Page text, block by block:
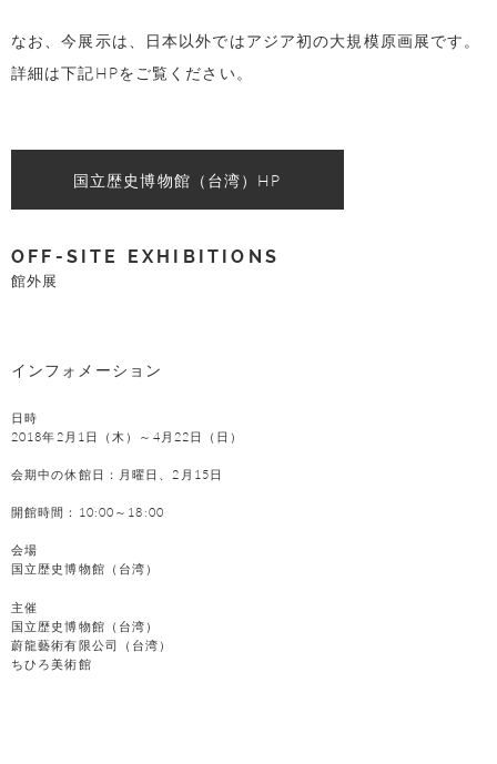
なお、今展示は、日本以外ではアジア初の大規模原画展です。
詳細は下記HPをご覧ください。
国立歴史博物館（台湾）HP
OFF-SITE EXHIBITIONS
館外展
インフォメーション
日時
2018年2月1日（木）～4月22日（日）
会期中の休館日：月曜日、2月15日
開館時間：10:00～18:00
会場
国立歴史博物館（台湾）
主催
国立歴史博物館（台湾）
蔚龍藝術有限公司（台湾）
ちひろ美術館